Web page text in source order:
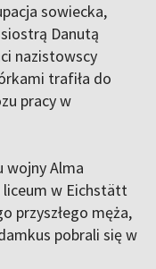
sowiecka,
Danutą
nazistowscy
trafiła do
pracy w
wojny Alma
w Eichstätt
przyszłego męża,
pobrali się w